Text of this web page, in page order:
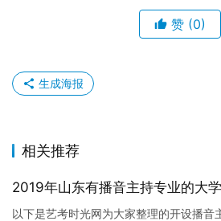
赞 (0)
生成海报
相关推荐
2019年山东有播音主持专业的大
以下是艺考时光网为大家整理的开设播音